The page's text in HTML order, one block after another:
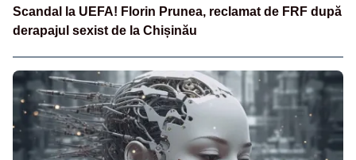
Scandal la UEFA! Florin Prunea, reclamat de FRF după
derapajul sexist de la Chișinău